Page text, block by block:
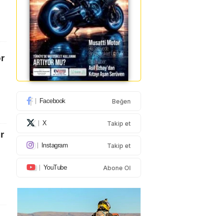
Facebook Beğen
X Takip et
Instagram Takip et
YouTube Abone Ol